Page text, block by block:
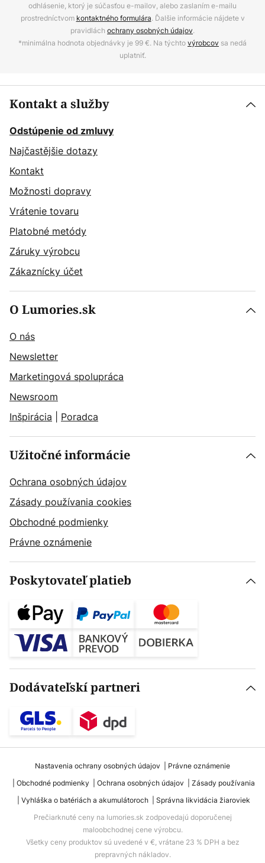
odhlásenie, ktorý je súčasťou e-mailov, alebo zaslaním e-mailu
prostredníctvom kontaktného formulára. Ďalšie informácie nájdete v
pravidlách ochrany osobných údajov.
*minimálna hodnota objednávky je 99 €. Na týchtovýrobcov sa nedá
uplatniť.
Kontakt a služby
Odstúpenie od zmluvy
Najčastějšie dotazy
Kontakt
Možnosti dopravy
Vrátenie tovaru
Platobné metódy
Záruky výrobcu
Zákaznícky účet
O Lumories.sk
O nás
Newsletter
Marketingová spolupráca
Newsroom
Inšpirácia
Poradca
Užitočné informácie
Ochrana osobných údajov
Zásady používania cookies
Obchodné podmienky
Právne oznámenie
Poskytovateľ platieb
Dodávateľskí partneri
Nastavenia ochrany osobných údajov
Právne oznámenie
Obchodné podmienky
Ochrana osobných údajov
Zásady používania
Vyhláška o batériách a akumulátoroch
Správna likvidácia žiaroviek
Prečiarknuté ceny na lumories.sk zodpovedajú doporučenej
maloobchodnej cene výrobcu.
Všetky ceny produktov sú uvedené v €, vrátane 23 % DPH a bez
prepravných nákladov.